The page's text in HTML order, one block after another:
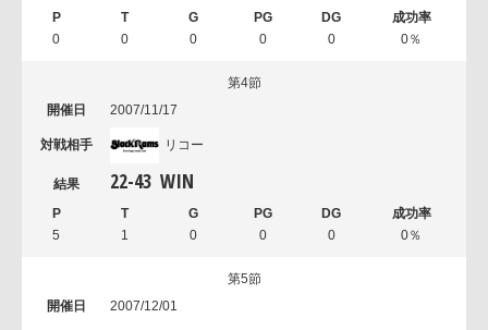
0 0 0 0 0 0％
第4節
2007/11/17
リコー
22-43 WIN
5 1 0 0 0 0％
第5節
2007/12/01